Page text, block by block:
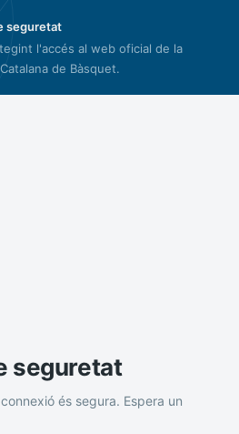
seguretat
l'accés al web oficial de la
de Bàsquet.
seguretat
és segura. Espera un